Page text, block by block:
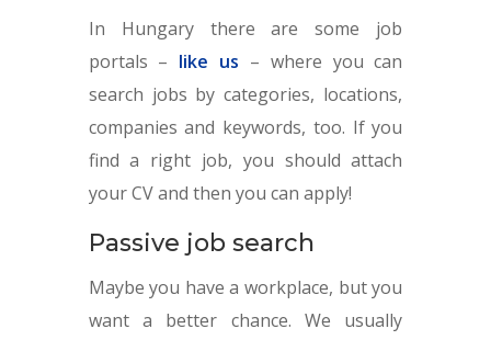
In Hungary there are some job
portals – like us – where you can
search jobs by categories, locations,
companies and keywords, too. If you
find a right job, you should attach
your CV and then you can apply!
Passive job search
Maybe you have a workplace, but you
want a better chance. We usually